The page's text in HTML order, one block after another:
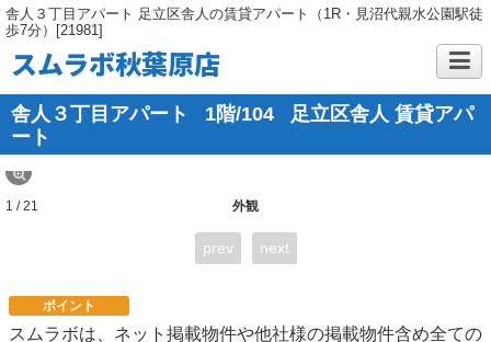
舎人３丁目アパート 足立区舎人の賃貸アパート（1R・見沼代親水公園駅徒
歩7分）[21981]
スムラボ秋葉原店
舎人３丁目アパート 1階/104
足立区舎人 賃貸アパ
ート
外観
1 / 21
prev next
ポイント
スムラボは、ネット掲載物件や他社様の掲載物件含め全ての